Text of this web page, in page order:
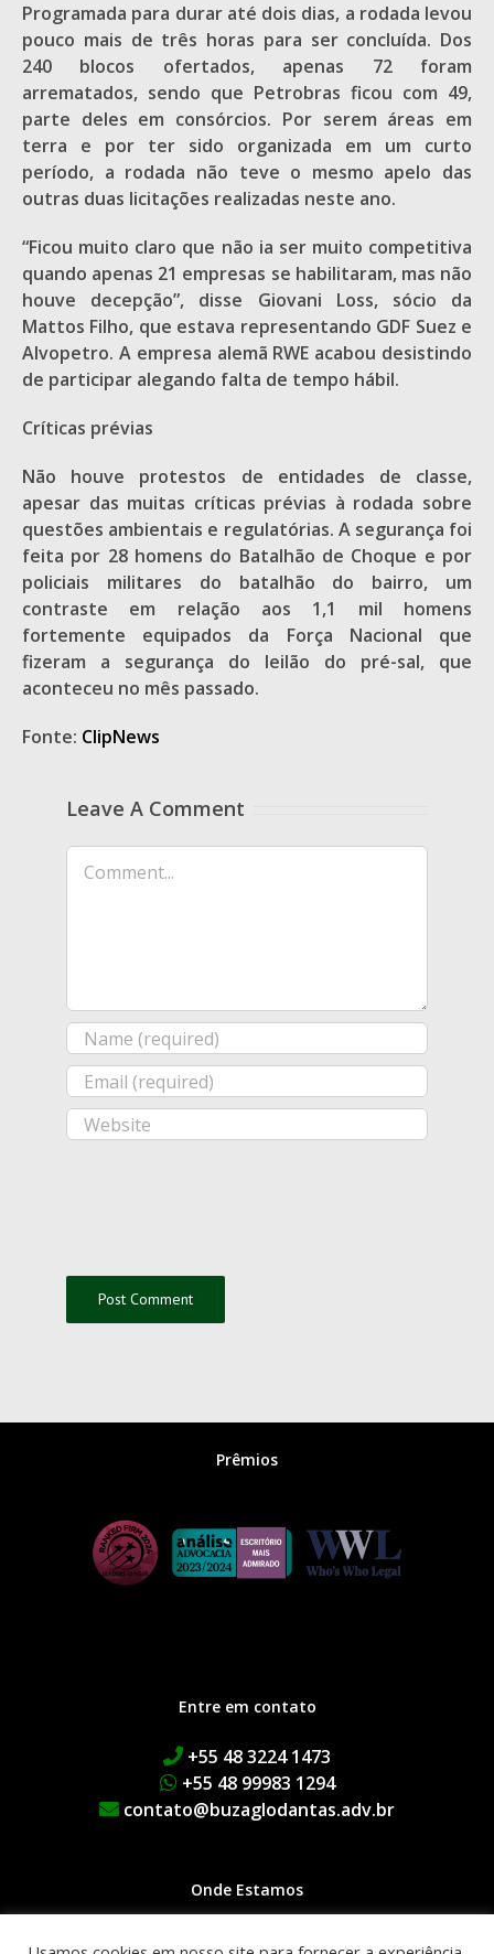
Programada para durar até dois dias, a rodada levou
pouco mais de três horas para ser concluída. Dos
240 blocos ofertados, apenas 72 foram
arrematados, sendo que Petrobras ficou com 49,
parte deles em consórcios. Por serem áreas em
terra e por ter sido organizada em um curto
período, a rodada não teve o mesmo apelo das
outras duas licitações realizadas neste ano.
“Ficou muito claro que não ia ser muito competitiva
quando apenas 21 empresas se habilitaram, mas não
houve decepção”, disse Giovani Loss, sócio da
Mattos Filho, que estava representando GDF Suez e
Alvopetro. A empresa alemã RWE acabou desistindo
de participar alegando falta de tempo hábil.
Críticas prévias
Não houve protestos de entidades de classe,
apesar das muitas críticas prévias à rodada sobre
questões ambientais e regulatórias. A segurança foi
feita por 28 homens do Batalhão de Choque e por
policiais militares do batalhão do bairro, um
contraste em relação aos 1,1 mil homens
fortemente equipados da Força Nacional que
fizeram a segurança do leilão do pré-sal, que
aconteceu no mês passado.
Fonte: ClipNews
Leave A Comment
Comment
Prêmios
Entre em contato
+55 48 3224 1473
+55 48 99983 1294
contato@buzaglodantas.adv.br
Onde Estamos
Rua Adolfo Melo, 38 | Centro